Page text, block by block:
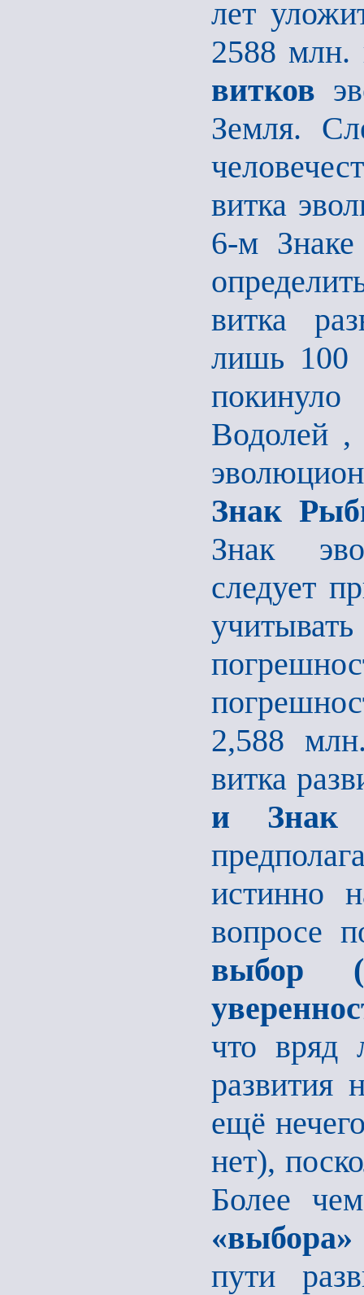
лет
2588 млн.
витков
Земля.
витка
6-м
витка
лишь 100
Водолей ,
Знак
Знак
следует
2,588
витка
и
истинно
вопросе
выбор
что вряд
развития
ещё
нет),
Более
пути